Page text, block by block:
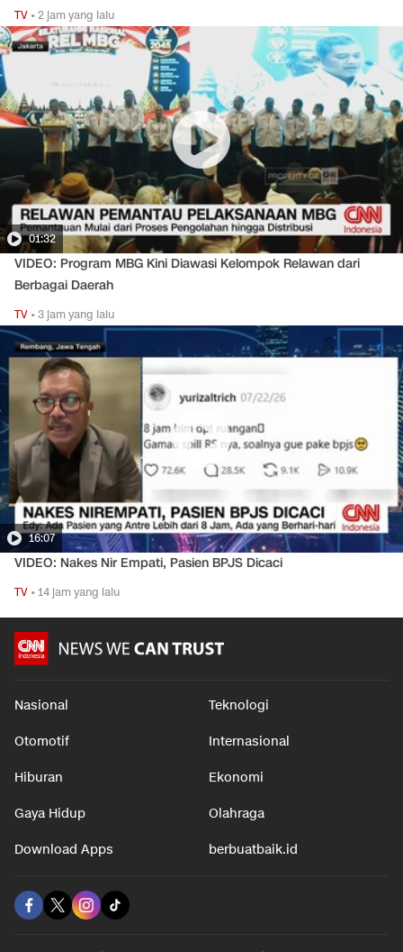
TV •2 jam yang lalu
01:32
VIDEO: Program MBG Kini Diawasi Kelompok Relawan dari
Berbagai Daerah
TV •3 jam yang lalu
16:07
VIDEO: Nakes Nir Empati, Pasien BPJS Dicaci
TV •14 jam yang lalu
Nasional Teknologi
Otomotif Internasional
Hiburan Ekonomi
Gaya Hidup Olahraga
Download Apps berbuatbaik.id